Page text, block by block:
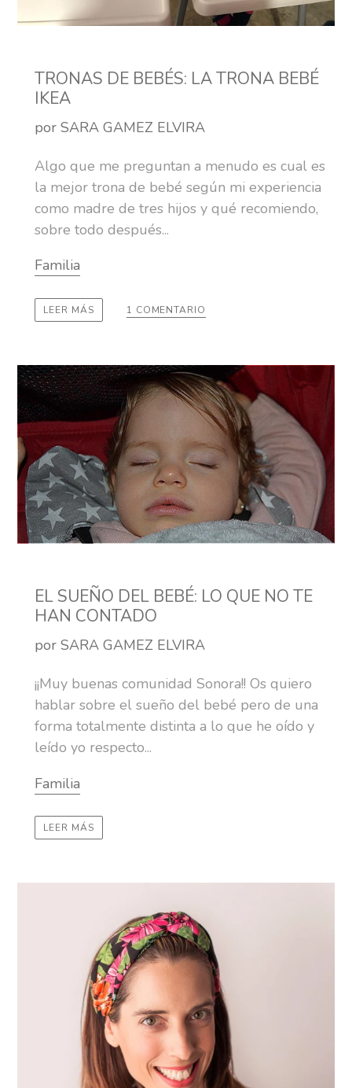
TRONAS DE BEBÉS: LA TRONA BEBÉ
IKEA
por SARA GAMEZ ELVIRA
Algo que me preguntan a menudo es cual es
la mejor trona de bebé según mi experiencia
como madre de tres hijos y qué recomiendo,
sobre todo después...
Familia
LEER MÁS 1 COMENTARIO
EL SUEÑO DEL BEBÉ: LO QUE NO TE
HAN CONTADO
por SARA GAMEZ ELVIRA
¡¡Muy buenas comunidad Sonora!! Os quiero
hablar sobre el sueño del bebé pero de una
forma totalmente distinta a lo que he oído y
leído yo respecto...
Familia
LEER MÁS